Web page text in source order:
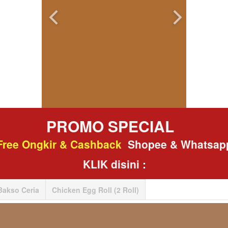
PROMO SPECIAL
Ongkir & Cashback Shopee &
KLIK disini :
Ceria Chicken Egg Roll (2 Roll)